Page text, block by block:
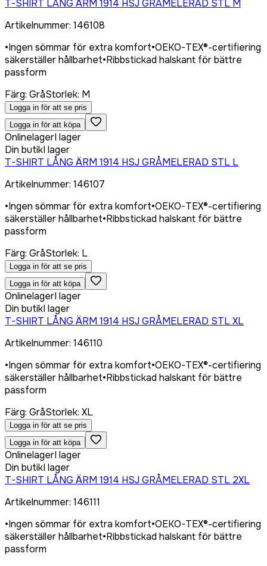
T-SHIRT LÅNG ÄRM 1914 HSJ GRÅMELERAD STL M
Artikelnummer: 146108
•Ingen sömmar för extra komfort•OEKO-TEX®-certifiering
säkerställer hållbarhet•Ribbstickad halskant för bättre
passform
Färg: GråStorlek: M
Logga in för att se pris
Logga in för att köpa
OnlinelagerI lager
Din butikI lager
T-SHIRT LÅNG ÄRM 1914 HSJ GRÅMELERAD STL L
Artikelnummer: 146107
•Ingen sömmar för extra komfort•OEKO-TEX®-certifiering
säkerställer hållbarhet•Ribbstickad halskant för bättre
passform
Färg: GråStorlek: L
Logga in för att se pris
Logga in för att köpa
OnlinelagerI lager
Din butikI lager
T-SHIRT LÅNG ÄRM 1914 HSJ GRÅMELERAD STL XL
Artikelnummer: 146110
•Ingen sömmar för extra komfort•OEKO-TEX®-certifiering
säkerställer hållbarhet•Ribbstickad halskant för bättre
passform
Färg: GråStorlek: XL
Logga in för att se pris
Logga in för att köpa
OnlinelagerI lager
Din butikI lager
T-SHIRT LÅNG ÄRM 1914 HSJ GRÅMELERAD STL 2XL
Artikelnummer: 146111
•Ingen sömmar för extra komfort•OEKO-TEX®-certifiering
säkerställer hållbarhet•Ribbstickad halskant för bättre
passform